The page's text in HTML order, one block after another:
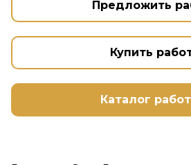
Предложить
Купить
Каталог